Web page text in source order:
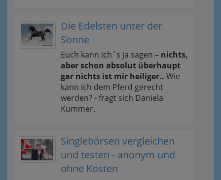
Die Edelsten unter der
Sonne
Euch kann ich´s ja sagen – nichts,
aber schon absolut überhaupt
gar nichts ist mir heiliger.. Wie
kann ich dem Pferd gerecht
werden? - fragt sich Daniela
Kummer.
Singlebörsen vergleichen
und testen - anonym und
ohne Kosten